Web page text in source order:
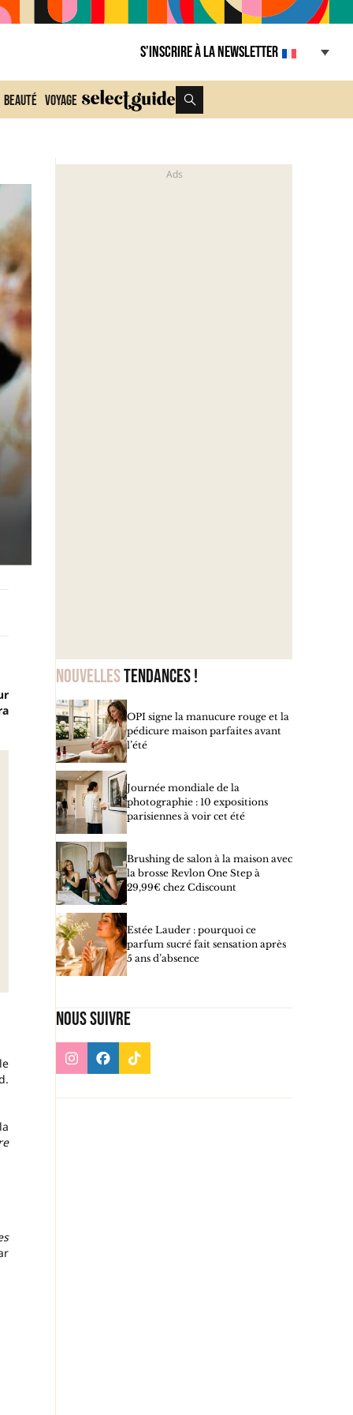
S’inscrire à la Newsletter
Beauté Voyage
Nouvellestendances !
OPI signe la manucure rouge et la
pédicure maison parfaites avant
l’été
Journée mondiale de la
photographie : 10 expositions
parisiennes à voir cet été
Brushing de salon à la maison avec
la brosse Revlon One Step à
29,99€ chez Cdiscount
Estée Lauder : pourquoi ce
parfum sucré fait sensation après
5 ans d’absence
Nous suivre